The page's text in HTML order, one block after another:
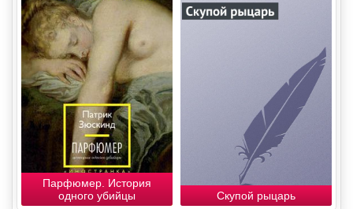
Парфюмер. История
одного убийцы
Скупой рыцарь